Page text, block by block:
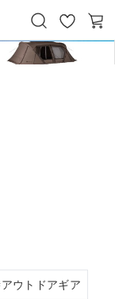
お
気
カ
アウトドアギア